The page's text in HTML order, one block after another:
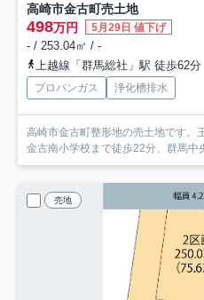
高崎市金古町売土地
498万円 5月29日 値下げ
- / 253.04㎡ / -
上越線「群馬総社」駅 徒歩62分
プロパンガス 浄化槽排水
高崎市金古町整形地の売土地です。
金古南小学校まで徒歩22分、群馬中
売地